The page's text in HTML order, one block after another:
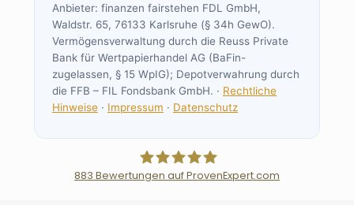
Anbieter: finanzen fairstehen FDL GmbH,
Waldstr. 65, 76133 Karlsruhe (§ 34h GewO).
Vermögensverwaltung durch die Reuss Private
Bank für Wertpapierhandel AG (BaFin-
zugelassen, § 15 WpIG); Depotverwahrung durch
die FFB – FIL Fondsbank GmbH. · Rechtliche
Hinweise · Impressum · Datenschutz
883 Bewertungen auf ProvenExpert.com